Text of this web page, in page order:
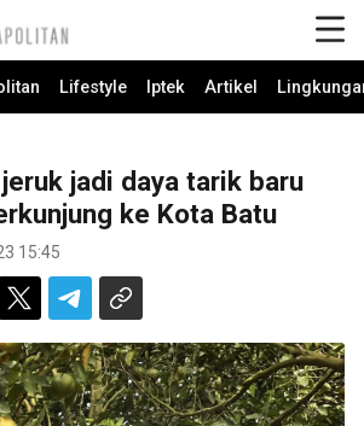
Lifestyle Iptek Artikel
jadi daya tarik baru
ke Kota Batu
15:45